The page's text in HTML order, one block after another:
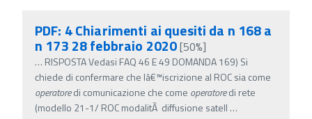
PDF: 4 Chiarimenti ai quesiti da n 168 a
n 173 28 febbraio 2020[50%]
… RISPOSTA Vedasi FAQ 46 E 49 DOMANDA 169) Si
chiede di confermare che lâ€™iscrizione al ROC sia come
operatoredi comunicazione che come operatoredi rete
(modello 21-1/ ROC modalitÃ diffusione satell …